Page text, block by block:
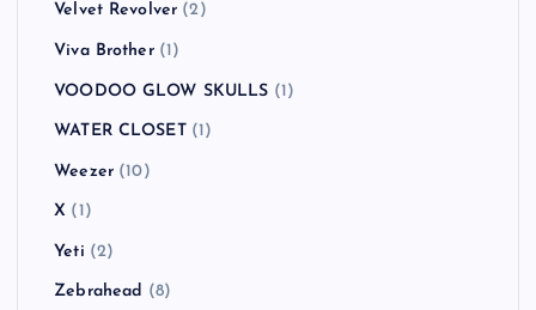
Velvet Revolver (2)
Viva Brother(1)
VOODOO GLOW SKULLS (1)
WATER CLOSET(1)
Weezer(10)
X (1)
Yeti (2)
Zebrahead (8)